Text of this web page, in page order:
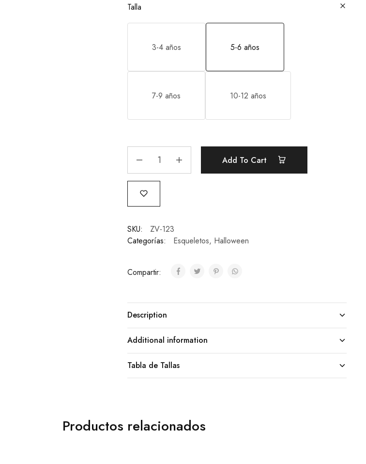
Talla
3-4 años 5-6 años
7-9 años 10-12 años
Add To Cart
SKU:
ZV-123
Categorías:
Esqueletos, Halloween
Compartir:
Description
Additional information
Tabla de Tallas
Productos relacionados